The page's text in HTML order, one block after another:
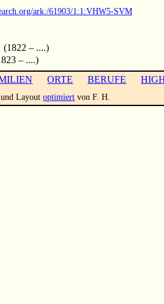
ark:/61903/1:1:VHW5-SVM
(1822 – ....)
– ....)
ORTE BERUFE
und Layoutoptimiert von F. H.